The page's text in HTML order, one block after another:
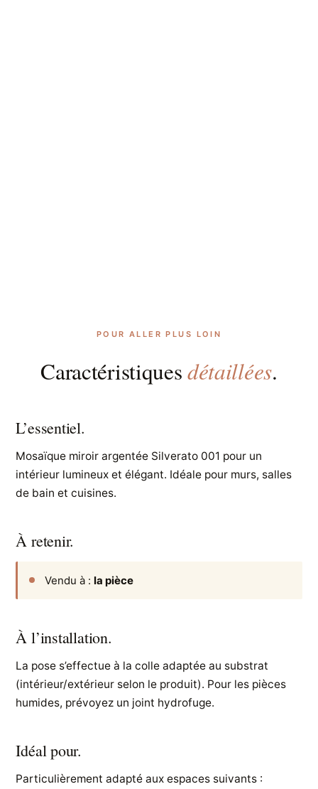
POUR ALLER PLUS LOIN
Caractéristiquesdétaillées.
L’essentiel.
Mosaïque miroir argentée Silverato 001 pour un
intérieur lumineux et élégant. Idéale pour murs, salles
de bain et cuisines.
À retenir.
Vendu à :la pièce
À l’installation.
La pose s’effectue à la colle adaptée au substrat
(intérieur/extérieur selon le produit). Pour les pièces
humides, prévoyez un joint hydrofuge.
Idéal pour.
Particulièrement adapté aux espaces suivants :